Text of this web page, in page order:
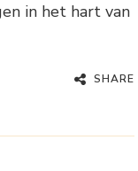
in het hart van
SHARE